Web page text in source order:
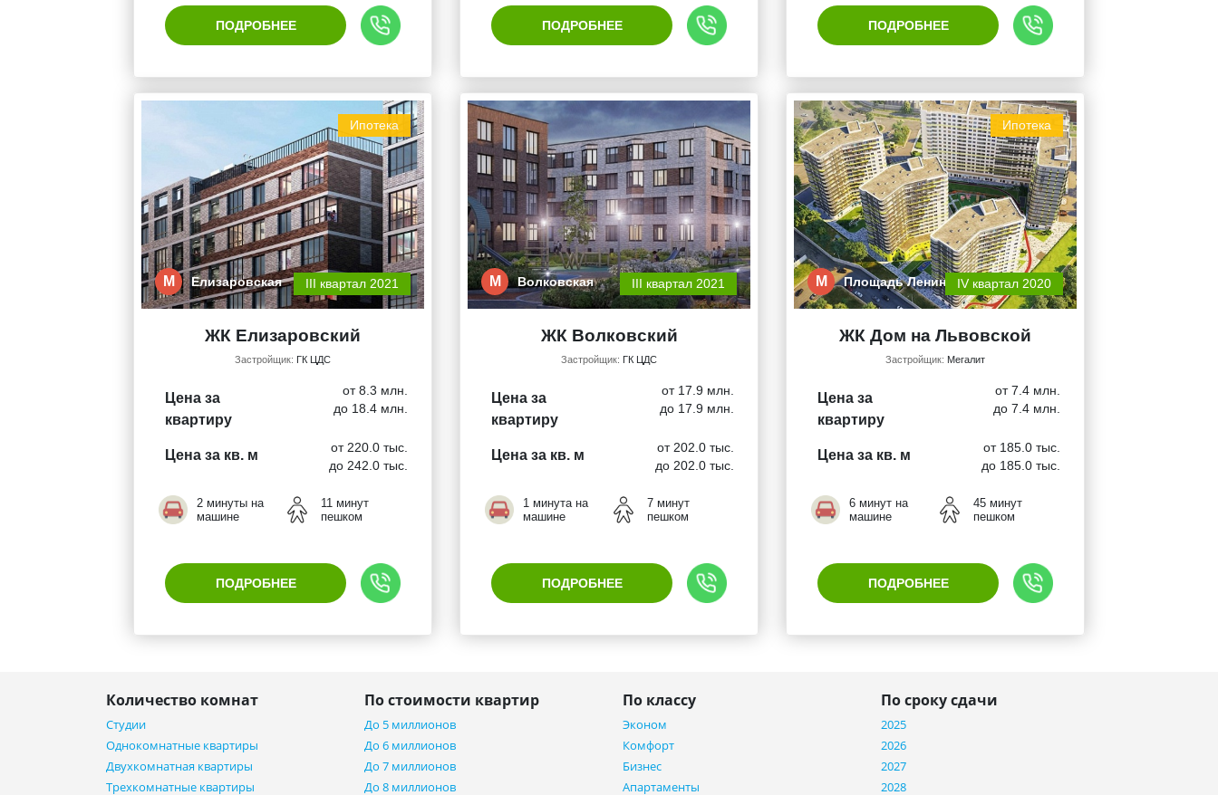
ПОДРОБНЕЕ ПОДРОБНЕЕ ПОДРОБНЕЕ
Ипотека
М Елизаровская III квартал 2021
ЖК Елизаровский
Застройщик: ГК ЦДС
Цена за
квартиру
от 8.3 млн.
до 18.4 млн.
Цена за кв. м
от 220.0 тыс.
до 242.0 тыс.
2 минуты на
машине
11 минут
пешком
ПОДРОБНЕЕ
М Волковская III квартал 2021
ЖК Волковский
Застройщик: ГК ЦДС
Цена за
квартиру
от 17.9 млн.
до 17.9 млн.
Цена за кв. м
от 202.0 тыс.
до 202.0 тыс.
1 минута на
машине
7 минут
пешком
ПОДРОБНЕЕ
Ипотека
М Площадь Ленин…IV квартал 2020
ЖК Дом на Львовской
Застройщик: Мегалит
Цена за
квартиру
от 7.4 млн.
до 7.4 млн.
Цена за кв. м
от 185.0 тыс.
до 185.0 тыс.
6 минут на
машине
45 минут
пешком
ПОДРОБНЕЕ
Количество комнат
Студии
Однокомнатные квартиры
Двухкомнатная квартиры
Трехкомнатные квартиры
По стоимости квартир
До 5 миллионов
До 6 миллионов
До 7 миллионов
До 8 миллионов
По классу
Эконом
Комфорт
Бизнес
Апартаменты
По сроку сдачи
2025
2026
2027
2028